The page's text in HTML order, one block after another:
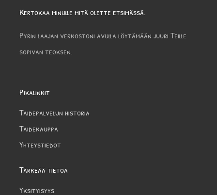
Kertokaa minulle mitä olette etsimässä.
Pyrin laajan verkostoni avulla löytämään juuri Teille
sopivan teoksen.
Pikalinkit
Taidepalvelun historia
Taidekauppa
Yhteystiedot
Tärkeää tietoa
Yksityisyys